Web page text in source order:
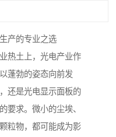
产的专业之选
热土上，光电产业作
蓬勃的姿态向前发
还是光电显示面板的
要求。微小的尘埃、
粒物，都可能成为影